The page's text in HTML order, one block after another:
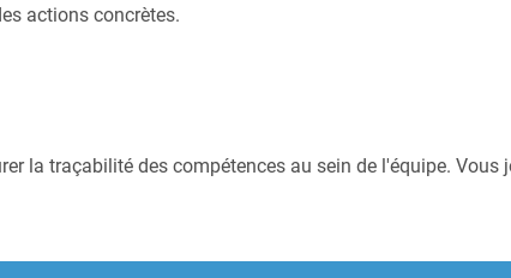
actions concrètes.
la traçabilité des compétences au sein de l'équipe.